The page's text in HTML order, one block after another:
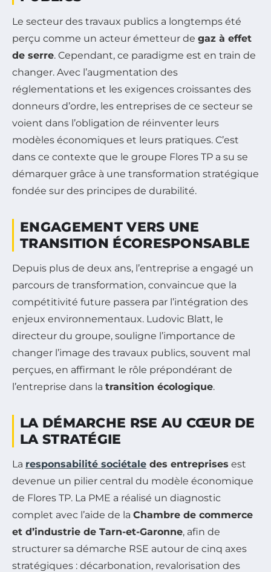
Le secteur des travaux publics a longtemps été
perçu comme un acteur émetteur de gaz à effet
de serre. Cependant, ce paradigme est en train de
changer. Avec l’augmentation des
réglementations et les exigences croissantes des
donneurs d’ordre, les entreprises de ce secteur se
voient dans l’obligation de réinventer leurs
modèles économiques et leurs pratiques. C’est
dans ce contexte que le groupe Flores TP a su se
démarquer grâce à une transformation stratégique
fondée sur des principes de durabilité.
ENGAGEMENT VERS UNE
TRANSITION ÉCORESPONSABLE
Depuis plus de deux ans, l’entreprise a engagé un
parcours de transformation, convaincue que la
compétitivité future passera par l’intégration des
enjeux environnementaux. Ludovic Blatt, le
directeur du groupe, souligne l’importance de
changer l’image des travaux publics, souvent mal
perçues, en affirmant le rôle prépondérant de
l’entreprise dans la transition écologique.
LA DÉMARCHE RSE AU CŒUR DE
LA STRATÉGIE
La responsabilité sociétale des entreprises est
devenue un pilier central du modèle économique
de Flores TP. La PME a réalisé un diagnostic
complet avec l’aide de la Chambre de commerce
et d’industrie de Tarn-et-Garonne, afin de
structurer sa démarche RSE autour de cinq axes
stratégiques : décarbonation, revalorisation des